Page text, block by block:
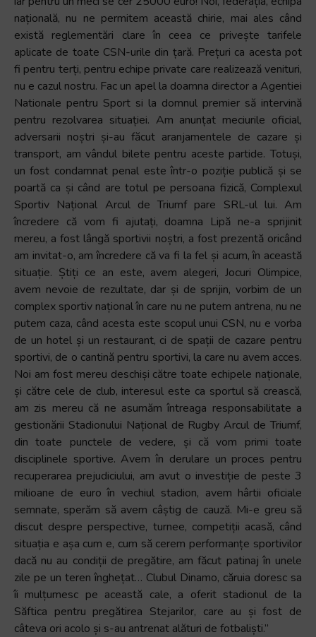
națională, nu ne permitem această chirie, mai ales când
există reglementări clare în ceea ce privește tarifele
aplicate de toate CSN-urile din țară. Prețuri ca acesta pot
fi pentru terți, pentru echipe private care realizează venituri,
nu e cazul nostru. Fac un apel la doamna director a Agentiei
Nationale pentru Sport si la domnul premier să intervină
pentru rezolvarea situației. Am anunțat meciurile oficial,
adversarii noștri și-au făcut aranjamentele de cazare și
transport, am vândul bilete pentru aceste partide. Totuși,
un fost condamnat penal este într-o poziție publică și se
poartă ca și când are totul pe persoana fizică, Complexul
Sportiv Național Arcul de Triumf pare SRL-ul lui. Am
încredere că vom fi ajutați, doamna Lipă ne-a sprijinit
mereu, a fost lângă sportivii noștri, a fost prezentă oricând
am invitat-o, am încredere că va fi la fel și acum, în această
situație. Știți ce an este, avem alegeri, Jocuri Olimpice,
avem nevoie de rezultate, dar și de sprijin, vorbim de un
complex sportiv național în care nu ne putem antrena, nu ne
putem caza, când acesta este scopul unui CSN, nu e vorba
de un hotel și un restaurant, ci de spații de cazare pentru
sportivi, de o cantină pentru sportivi, la care nu avem acces.
Noi am fost mereu deschiși către toate echipele naționale,
și către cele de club, interesul este ca sportul să crească,
am zis mereu că ne asumăm întreaga responsabilitate a
gestionării Stadionului Național de Rugby Arcul de Triumf,
din toate punctele de vedere, și că vom primi toate
disciplinele sportive. Avem în derulare un proces pentru
recuperarea prejudiciului, am avut o investiție de peste 3
milioane de euro în vechiul stadion, avem hârtii oficiale
semnate, sperăm să avem câștig de cauză. Mi-e greu să
discut despre perspective, turnee, competiții acasă, când
situația e așa cum e, cum să cerem performanțe sportivilor
dacă nu au condiții de pregătire, am făcut patinaj în unele
zile pe un teren înghețat… Clubul Dinamo, căruia doresc sa
îi mulțumesc pe această cale, a oferit stadionul de la
Săftica pentru pregătirea Stejarilor, care au și fost de
câteva ori acolo și s-au antrenat alături de fotbaliști.”